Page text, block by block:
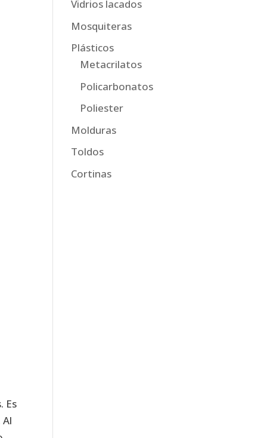
Es
Vidrios lacados
Mosquiteras
Plásticos
Metacrilatos
Policarbonatos
Poliester
Molduras
Toldos
Cortinas